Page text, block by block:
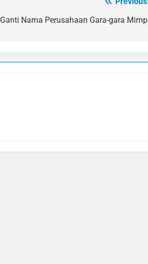
Nama Perusahaan Gara-gara